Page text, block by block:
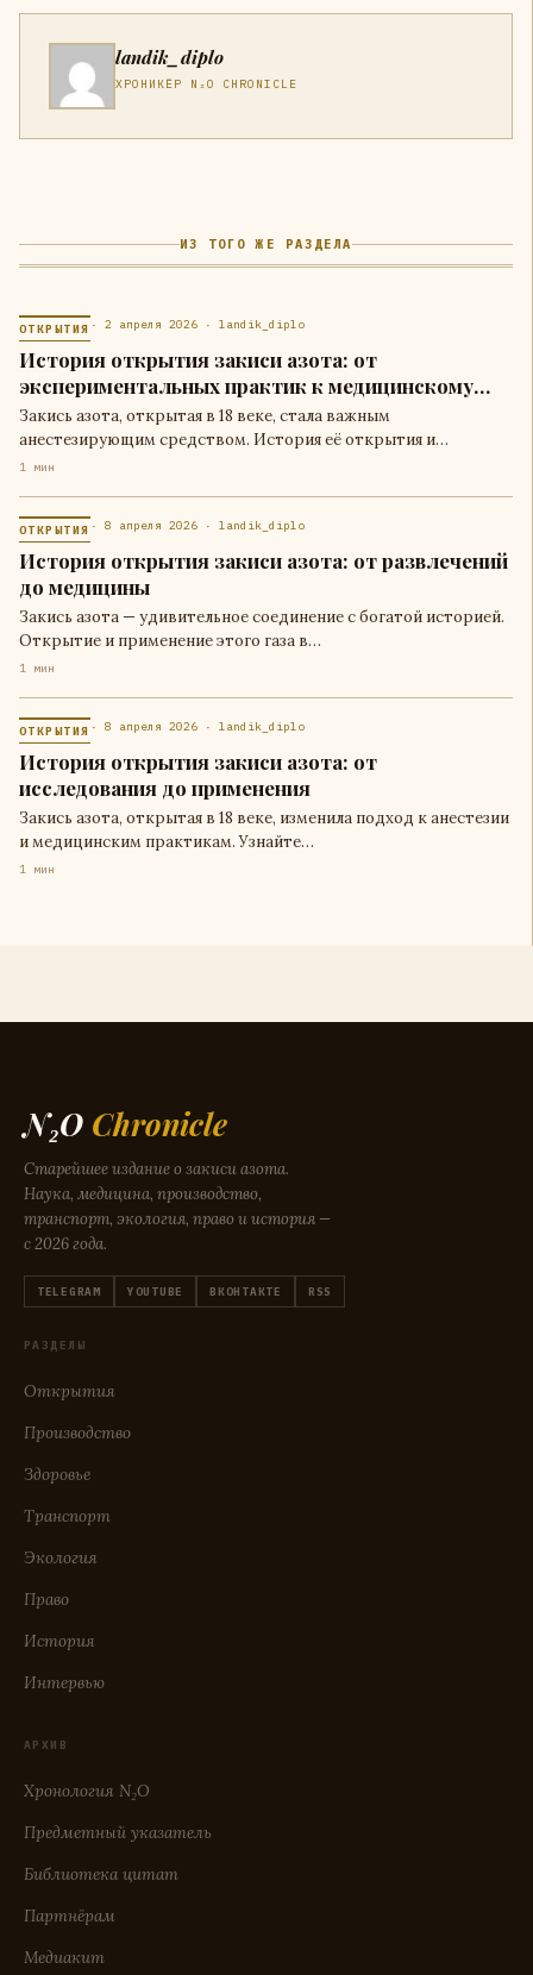
landik_diplo
ХРОНИКЁР N₂O CHRONICLE
ИЗ ТОГО ЖЕ РАЗДЕЛА
ОТКРЫТИЯ · 2 апреля 2026 · landik_diplo
История открытия закиси азота: от
экспериментальных практик к медицинскому
применению
Закись азота, открытая в 18 веке, стала важным
анестезирующим средством. История её открытия и…
1 мин
ОТКРЫТИЯ · 8 апреля 2026 · landik_diplo
История открытия закиси азота: от развлечений
до медицины
Закись азота — удивительное соединение с богатой историей.
Открытие и применение этого газа в…
1 мин
ОТКРЫТИЯ · 8 апреля 2026 · landik_diplo
История открытия закиси азота: от
исследования до применения
Закись азота, открытая в 18 веке, изменила подход к анестезии
и медицинским практикам. Узнайте…
1 мин
N₂O Chronicle
Старейшее издание о закиси азота.
Наука, медицина, производство,
транспорт, экология, право и история —
с 2026 года.
TELEGRAM YOUTUBE ВКОНТАКТЕ RSS
РАЗДЕЛЫ
Открытия
Производство
Здоровье
Транспорт
Экология
Право
История
Интервью
АРХИВ
Хронология N₂O
Предметный указатель
Библиотека цитат
Партнёрам
Медиакит